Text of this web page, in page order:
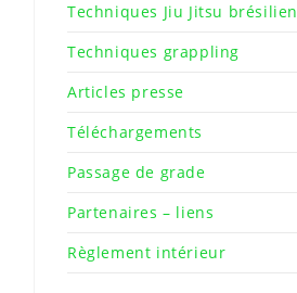
Techniques Jiu Jitsu brésilien
Techniques grappling
Articles presse
Téléchargements
Passage de grade
Partenaires – liens
Règlement intérieur